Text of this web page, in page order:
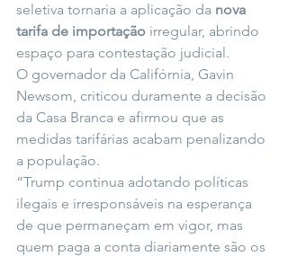
seletiva tornaria a aplicação da nova
tarifa de importação irregular, abrindo
espaço para contestação judicial.
O governador da Califórnia, Gavin
Newsom, criticou duramente a decisão
da Casa Branca e afirmou que as
medidas tarifárias acabam penalizando
a população.
“Trump continua adotando políticas
ilegais e irresponsáveis na esperança
de que permaneçam em vigor, mas
quem paga a conta diariamente são os